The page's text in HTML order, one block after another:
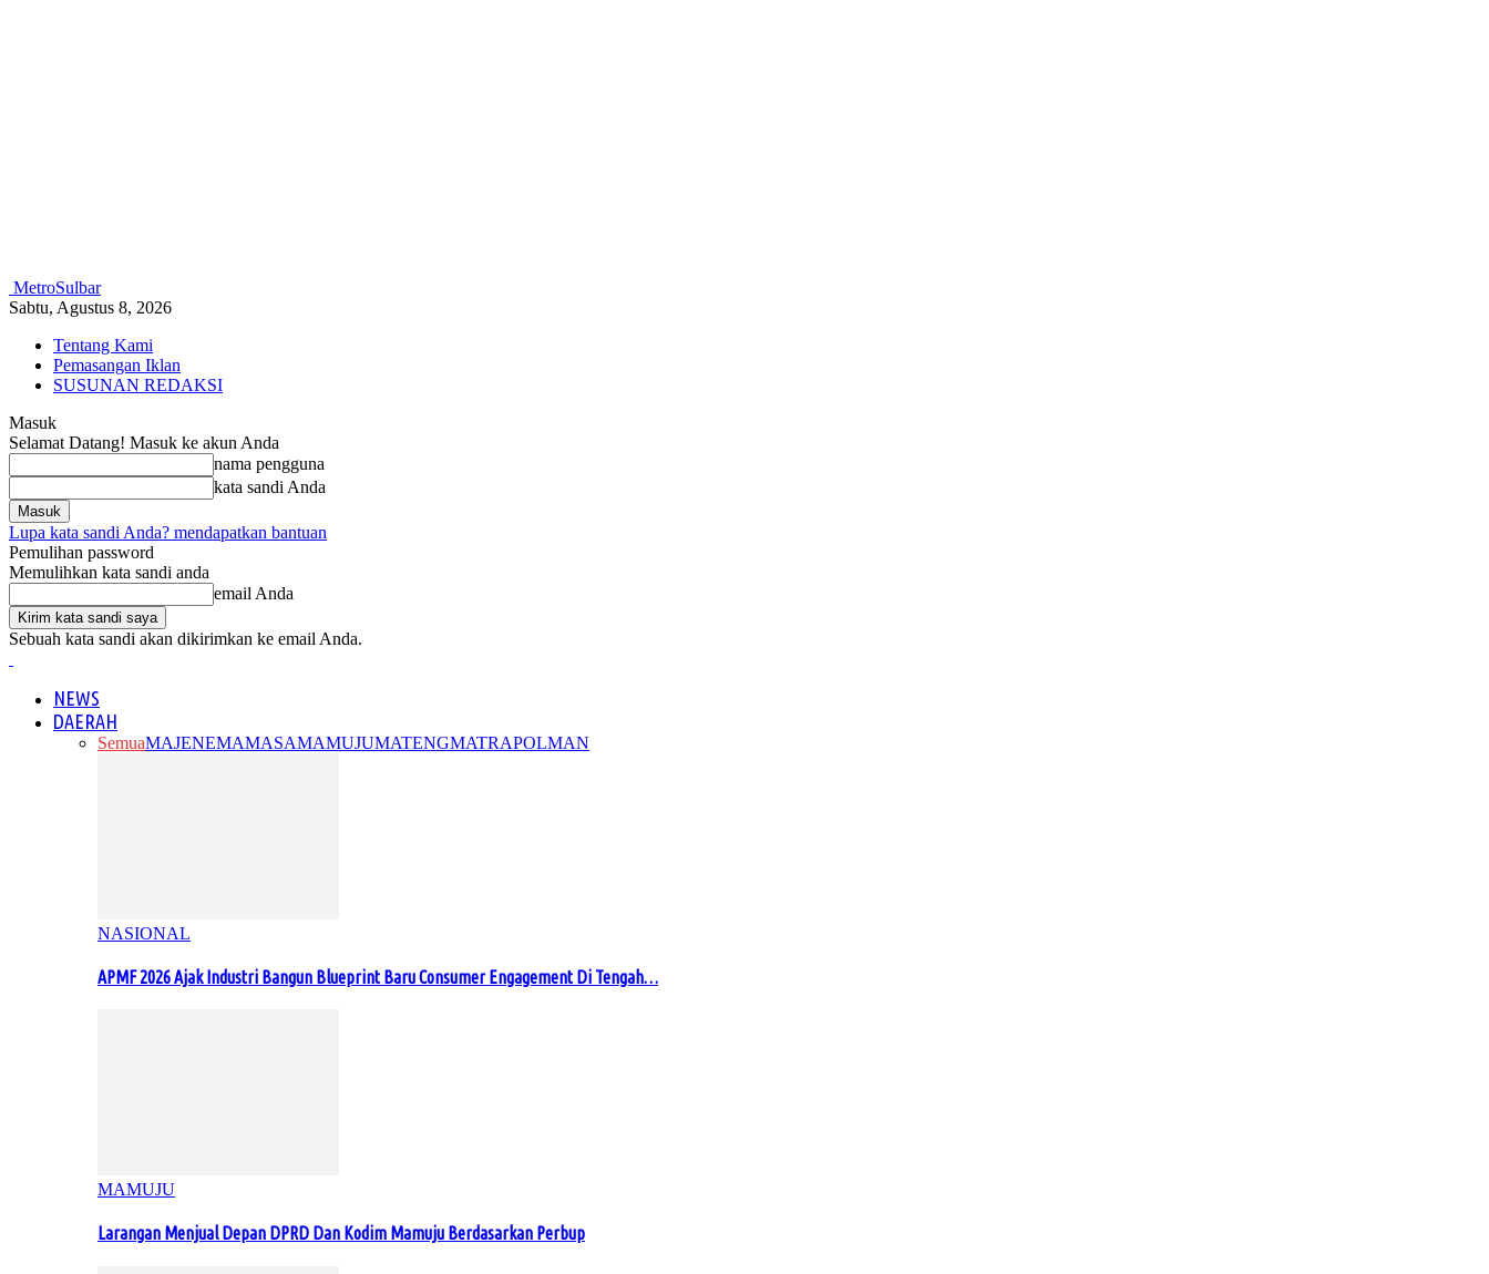
MetroSulbar
Sabtu, Agustus 8, 2026
Tentang Kami
Pemasangan Iklan
SUSUNAN REDAKSI
Masuk
Selamat Datang! Masuk ke akun Anda
nama pengguna
kata sandi Anda
Lupa kata sandi Anda? mendapatkan bantuan
Pemulihan password
Memulihkan kata sandi anda
email Anda
Sebuah kata sandi akan dikirimkan ke email Anda.
NEWS
DAERAH
SemuaMAJENEMAMASAMAMUJUMATENGMATRAPOLMAN
NASIONAL
APMF 2026 Ajak Industri Bangun Blueprint Baru Consumer Engagement Di Tengah…
MAMUJU
Larangan Menjual Depan DPRD Dan Kodim Mamuju Berdasarkan Perbup